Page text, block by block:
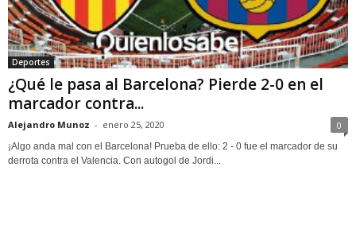
Deportes
¿Qué le pasa al Barcelona? Pierde 2-0 en el
marcador contra...
Alejandro Munoz - enero 25, 2020 0
¡Algo anda mal con el Barcelona! Prueba de ello: 2 - 0 fue el marcador de su
derrota contra el Valencia. Con autogol de Jordi...